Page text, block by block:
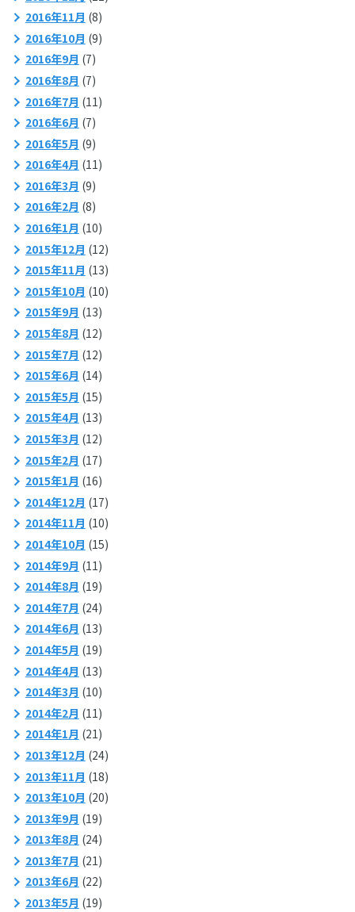
2016年11月 (8)
2016年10月 (9)
2016年9月 (7)
2016年8月 (7)
2016年7月 (11)
2016年6月 (7)
2016年5月 (9)
2016年4月 (11)
2016年3月 (9)
2016年2月 (8)
2016年1月 (10)
2015年12月 (12)
2015年11月 (13)
2015年10月 (10)
2015年9月 (13)
2015年8月 (12)
2015年7月 (12)
2015年6月 (14)
2015年5月 (15)
2015年4月 (13)
2015年3月 (12)
2015年2月 (17)
2015年1月 (16)
2014年12月 (17)
2014年11月 (10)
2014年10月 (15)
2014年9月 (11)
2014年8月 (19)
2014年7月 (24)
2014年6月 (13)
2014年5月 (19)
2014年4月 (13)
2014年3月 (10)
2014年2月 (11)
2014年1月 (21)
2013年12月 (24)
2013年11月 (18)
2013年10月 (20)
2013年9月 (19)
2013年8月 (24)
2013年7月 (21)
2013年6月 (22)
2013年5月 (19)